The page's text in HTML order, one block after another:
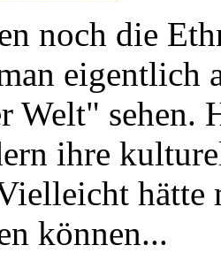
noch die
eigentlich
Welt" sehen.
ihre
hätte
können...